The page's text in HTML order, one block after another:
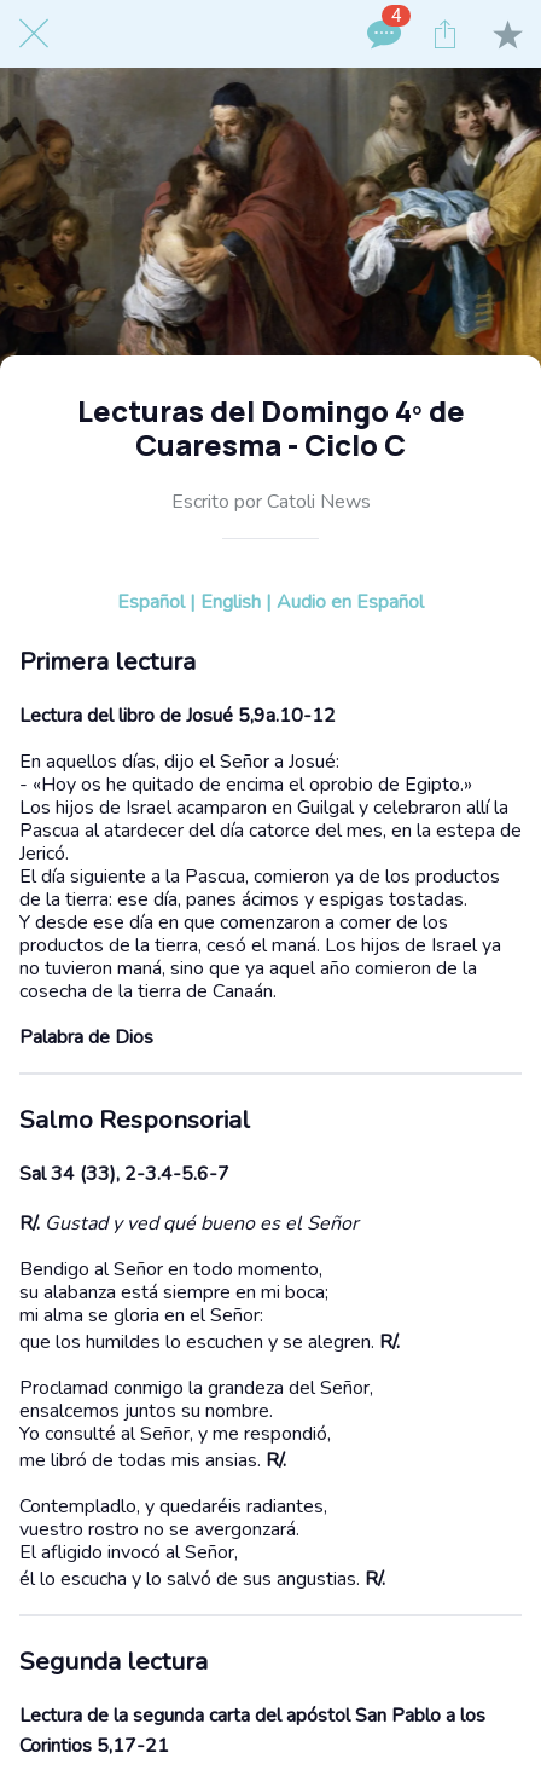
4
Lecturas del Domingo 4º de
Cuaresma - Ciclo C
Escrito por Catoli News
Español | English | Audio en Español
Primera lectura
Lectura del libro de Josué 5,9a.10-12
En aquellos días, dijo el Señor a Josué:
- «Hoy os he quitado de encima el oprobio de Egipto.»
Los hijos de Israel acamparon en Guilgal y celebraron allí la
Pascua al atardecer del día catorce del mes, en la estepa de
Jericó.
El día siguiente a la Pascua, comieron ya de los productos
de la tierra: ese día, panes ácimos y espigas tostadas.
Y desde ese día en que comenzaron a comer de los
productos de la tierra, cesó el maná. Los hijos de Israel ya
no tuvieron maná, sino que ya aquel año comieron de la
cosecha de la tierra de Canaán.
Palabra de Dios
Salmo Responsorial
Sal 34 (33), 2-3.4-5.6-7
R/. Gustad y ved qué bueno es el Señor
Bendigo al Señor en todo momento,
su alabanza está siempre en mi boca;
mi alma se gloria en el Señor:
que los humildes lo escuchen y se alegren. R/.
Proclamad conmigo la grandeza del Señor,
ensalcemos juntos su nombre.
Yo consulté al Señor, y me respondió,
me libró de todas mis ansias. R/.
Contempladlo, y quedaréis radiantes,
vuestro rostro no se avergonzará.
El afligido invocó al Señor,
él lo escucha y lo salvó de sus angustias. R/.
Segunda lectura
Lectura de la segunda carta del apóstol San Pablo a los
Corintios 5,17-21